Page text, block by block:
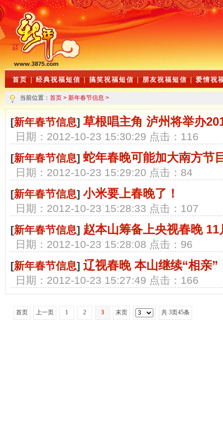
首页 | 经典祝福短信 | 搞笑祝福短信 | 朋友祝福短信 | 爱情祝
当前位置： 首页 > 新年春节信息 >
[新年春节信息] 草根唱主角 泸州将举办
日期：2012-10-23 15:30:29 点击：116
[新年春节信息] 蛇年春晚可能加大南方节
日期：2012-10-23 15:29:20 点击：84
[新年春节信息] 小米要上春晚了！
日期：2012-10-23 15:28:33 点击：107
[新年春节信息] 赵本山筹备上央视春晚
日期：2012-10-23 15:28:08 点击：96
[新年春节信息] 辽视春晚 本山继续“相亲”
日期：2012-10-23 15:27:49 点击：166
首页 上一页 1 2 3 末页 共 3页45条